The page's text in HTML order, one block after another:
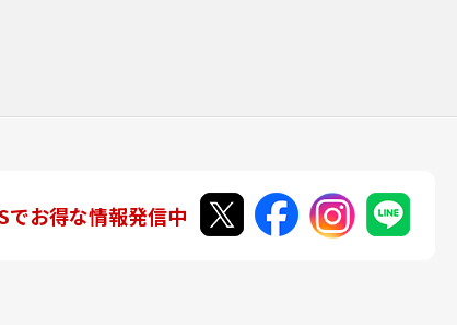
でお得な情報発信中